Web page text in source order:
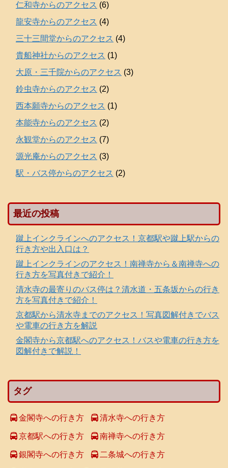
仁和寺からのアクセス (6)
龍安寺からのアクセス (4)
三十三間堂からのアクセス (4)
貴船神社からのアクセス (1)
大原・三千院からのアクセス (3)
鈴虫寺からのアクセス (2)
西本願寺からのアクセス (1)
本能寺からのアクセス (2)
永観堂からのアクセス (7)
源光庵からのアクセス (3)
駅・バス停からのアクセス (2)
最近の投稿
蹴上インクラインへのアクセス！京都駅や蹴上駅からの
行き方や出入口は？
蹴上インクラインのアクセス！南禅寺から＆南禅寺への
行き方を写真付きで紹介！
清水寺の最寄りのバス停は？清水道・五条坂からの行き
方を写真付きで紹介！
京都駅から清水寺までのアクセス！写真図解付きでバス
や電車の行き方を解説
金閣寺から京都駅へのアクセス！バスや電車の行き方を
図解付きで解説！
タグ
金閣寺への行き方 清水寺への行き方
京都駅への行き方 南禅寺への行き方
銀閣寺への行き方 二条城への行き方